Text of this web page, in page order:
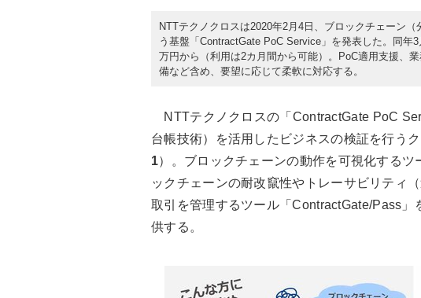
NTTテクノクロスは2020年2月4日、ブロックチェーン
う基盤「ContractGate PoC Service」を発表した。同年
万円から（利用は2カ月間から可能）。PoC適用支援、
備など含め、要望に応じて柔軟に対応する。
NTTテクノクロスの「ContractGate PoC
台帳技術）を活用したビジネスの検証を行う
1）。ブロックチェーンの動作を可視化する
ックチェーンの耐改竄性やトレーサビリティ
取引を管理するツール「ContractGate/Pass
供する。